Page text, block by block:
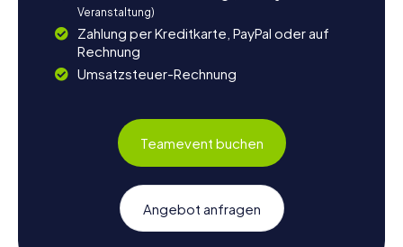
Veranstaltung)
Zahlung per Kreditkarte, PayPal oder auf
Rechnung
Umsatzsteuer-Rechnung
Teamevent buchen
Angebot anfragen